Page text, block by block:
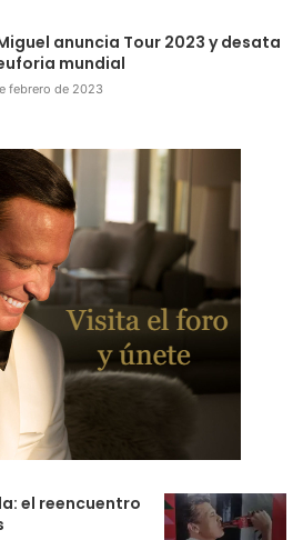
anuncia Tour 2023 y desata
mundial
febrero de 2023
el reencuentro